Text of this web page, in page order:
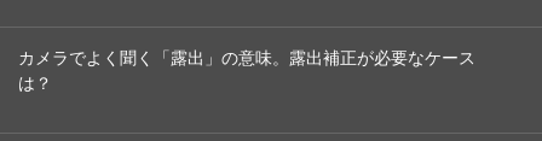
カメラでよく聞く「露出」の意味。露出補正が必要なケース
は？